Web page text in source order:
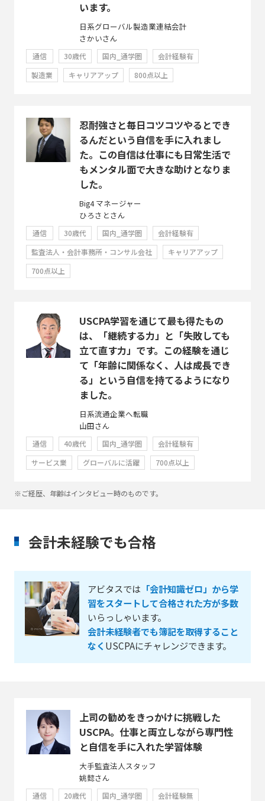
います。
日系グローバル製造業連結会計
さかいさん
通信 30歳代 国内_通学圏
会計経験有
製造業
キャリアアップ 800点以上
忍耐強さと毎日コツコツやるとでき
るんだという自信を手に入れまし
た。この自信は仕事にも日常生活で
もメンタル面で大きな助けとなりま
した。
Big4 マネージャー
ひろさとさん
通信 30歳代 国内_通学圏
会計経験有
監査法人・会計事務所・コンサル会社
キャリアアップ
700点以上
USCPA学習を通じて最も得たもの
は、「継続する力」と「失敗しても
立て直す力」です。この経験を通じ
て「年齢に関係なく、人は成長でき
る」という自信を持てるようになり
ました。
日系流通企業へ転職
山田さん
通信 40歳代 国内_通学圏
会計経験有
サービス業
グローバルに活躍 700点以上
※ご経歴、年齢はインタビュー時のものです。
会計未経験でも合格
アビタスでは 「会計知識ゼロ」から学
習をスタートして合格された方が多数
いらっしゃいます。
会計未経験者でも簿記を取得すること
なく USCPAにチャレンジできます。
上司の勧めをきっかけに挑戦した
USCPA。仕事と両立しながら専門性
と自信を手に入れた学習体験
大手監査法人スタッフ
姚懿さん
通信 20歳代 国内_通学圏
会計経験無